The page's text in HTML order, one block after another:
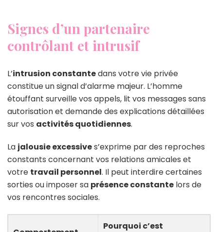
Signes d’un partenaire
contrôlant et intrusif
L’intrusion constantedans votre vie privée
constitue un signal d’alarme majeur. L’homme
étouffant surveille vos appels, lit vos messages sans
autorisation et demande des explications détaillées
sur vos activités quotidiennes.
La jalousie excessives’exprime par des reproches
constants concernant vos relations amicales et
votre travail personnel. Il peut interdire certaines
sorties ou imposer sa présence constante lors de
vos rencontres sociales.
Pourquoi c’est